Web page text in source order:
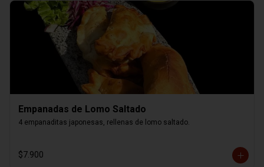
Empanadas de Lomo Saltado
4 empanaditas japonesas, rellenas de lomo saltado.
$7.900